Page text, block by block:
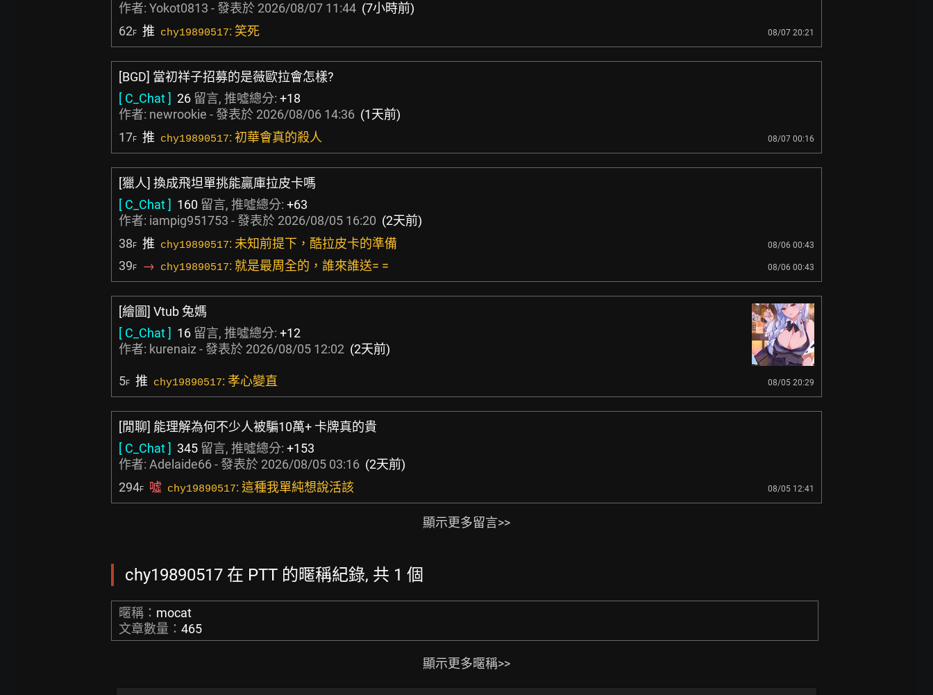
作者: Yokot0813 - 發表於 2026/08/07 11:44 (7小時前)
62F 推 chy19890517: 笑死 08/07 20:21
[BGD] 當初祥子招募的是薇歐拉會怎樣?
[ C_Chat ] 26 留言, 推噓總分: +18
作者: newrookie - 發表於 2026/08/06 14:36 (1天前)
17F 推 chy19890517: 初華會真的殺人 08/07 00:16
[獵人] 換成飛坦單挑能贏庫拉皮卡嗎
[ C_Chat ] 160 留言, 推噓總分: +63
作者: iampig951753 - 發表於 2026/08/05 16:20 (2天前)
38F 推 chy19890517: 未知前提下，酷拉皮卡的準備 08/06 00:43
39F → chy19890517: 就是最周全的，誰來誰送= = 08/06 00:43
[繪圖] Vtub 兔媽
[ C_Chat ] 16 留言, 推噓總分: +12
作者: kurenaiz - 發表於 2026/08/05 12:02 (2天前)
5F 推 chy19890517: 孝心變直 08/05 20:29
[閒聊] 能理解為何不少人被騙10萬+ 卡牌真的貴
[ C_Chat ] 345 留言, 推噓總分: +153
作者: Adelaide66- 發表於 2026/08/05 03:16 (2天前)
294F 噓 chy19890517: 這種我單純想說活該 08/05 12:41
顯示更多留言>>
chy19890517 在 PTT 的暱稱紀錄, 共 1 個
暱稱： mocat
文章數量： 465
顯示更多暱稱>>